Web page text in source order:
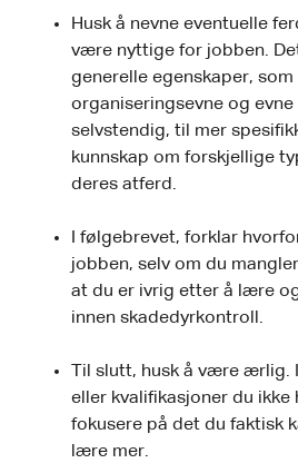
Husk å nevne eventuelle
være nyttige for jobben.
generelle egenskaper, som
organiseringsevne og
selvstendig, til mer
kunnskap om forskjellige
deres atferd.
I følgebrevet, forklar
jobben, selv om du
at du er ivrig etter å lære
innen skadedyrkontroll.
Til slutt, husk å være ærlig.
eller kvalifikasjoner du ikke
fokusere på det du faktisk
lære mer.